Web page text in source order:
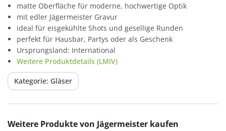
matte Oberfläche für moderne, hochwertige Optik
mit edler Jägermeister Gravur
ideal für eisgekühlte Shots und gesellige Runden
perfekt für Hausbar, Partys oder als Geschenk
Ursprungsland: International
Weitere Produktdetails (LMIV)
Kategorie: Gläser
Produktgalerie überspringen
Weitere Produkte von Jägermeister kaufen